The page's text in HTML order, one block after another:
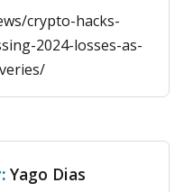
crypto-hacks-
2024-losses-as-
Yago Dias